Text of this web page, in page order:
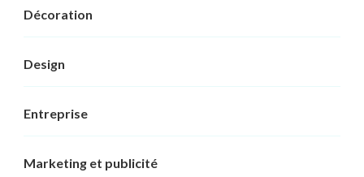
Décoration
Design
Entreprise
Marketing et publicité